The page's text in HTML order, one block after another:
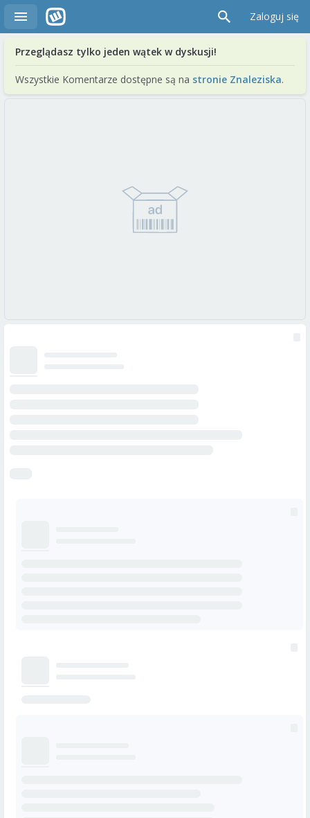
Zaloguj się
Przeglądasz tylko jeden wątek w dyskusji!
Wszystkie Komentarze dostępne są na stronie Znaleziska.